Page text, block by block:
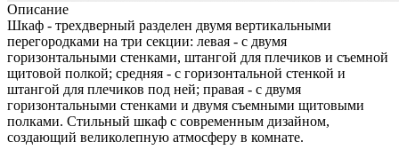
Описание
Шкаф - трехдверный разделен двумя вертикальными
перегородками на три секции: левая - с двумя
горизонтальными стенками, штангой для плечиков и съемной
щитовой полкой; средняя - с горизонтальной стенкой и
штангой для плечиков под ней; правая - с двумя
горизонтальными стенками и двумя съемными щитовыми
полками. Стильный шкаф с современным дизайном,
создающий великолепную атмосферу в комнате.